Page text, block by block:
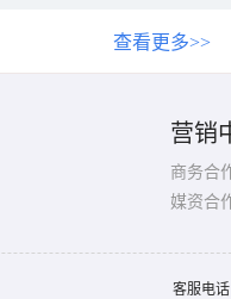
查看更多>>
营销
商务合
媒资合
客服电